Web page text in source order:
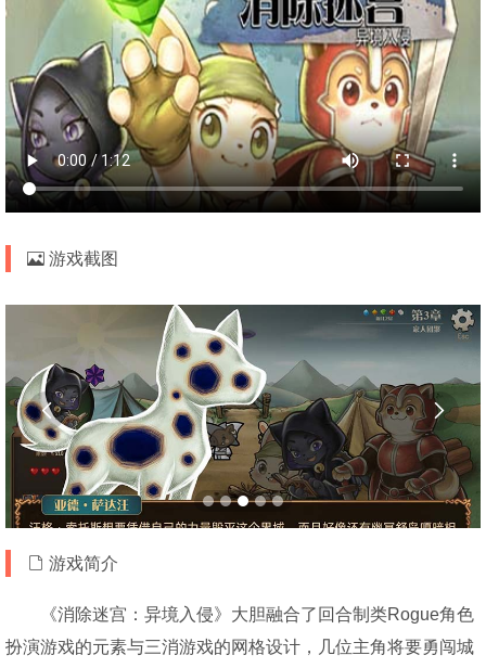
游戏截图
 
游戏简介
《消除迷宫：异境入侵》大胆融合了回合制类Rogue角色
扮演游戏的元素与三消游戏的网格设计，几位主角将要勇闯城